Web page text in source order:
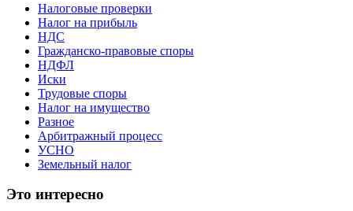
Налоговые проверки
Налог на прибыль
НДС
Гражданско-правовые споры
НДФЛ
Иски
Трудовые споры
Налог на имущество
Разное
Арбитражный процесс
УСНО
Земельный налог
Это интересно